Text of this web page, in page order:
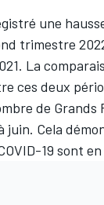
une
trimestre
La
ces deux
de Grands
juin. Cela
19 sont